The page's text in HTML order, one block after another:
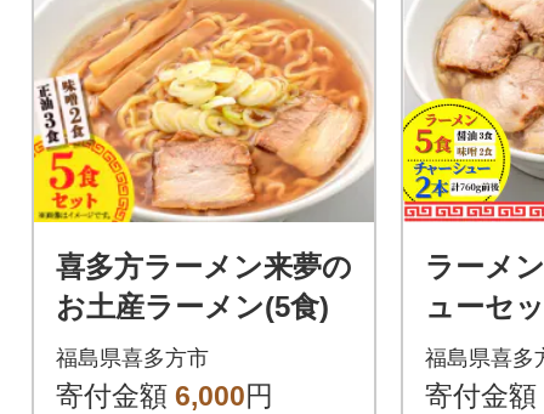
喜多方ラーメン来夢の
お土産ラーメン(5食)
福島県喜多方市
寄付金額 6,000円
ラーメ
ューセ
ラーメ
チャー
福島県喜多
寄付金額